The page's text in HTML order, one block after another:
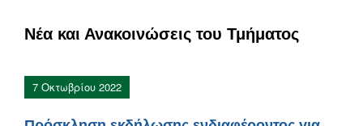
Νέα και Ανακοινώσεις του Τμήματος
7 Οκτωβρίου 2022